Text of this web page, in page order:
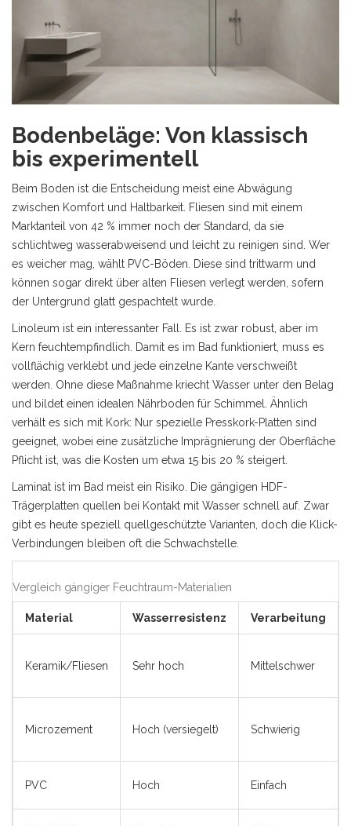
Bodenbeläge: Von klassisch
bis experimentell
Beim Boden ist die Entscheidung meist eine Abwägung
zwischen Komfort und Haltbarkeit. Fliesen sind mit einem
Marktanteil von 42 % immer noch der Standard, da sie
schlichtweg wasserabweisend und leicht zu reinigen sind. Wer
es weicher mag, wählt PVC-Böden . Diese sind trittwarm und
können sogar direkt über alten Fliesen verlegt werden, sofern
der Untergrund glatt gespachtelt wurde.
Linoleum ist ein interessanter Fall. Es ist zwar robust, aber im
Kern feuchtempfindlich. Damit es im Bad funktioniert, muss es
vollflächig verklebt und jede einzelne Kante verschweißt
werden. Ohne diese Maßnahme kriecht Wasser unter den Belag
und bildet einen idealen Nährboden für Schimmel. Ähnlich
verhält es sich mit Kork: Nur spezielle Presskork-Platten sind
geeignet, wobei eine zusätzliche Imprägnierung der Oberfläche
Pflicht ist, was die Kosten um etwa 15 bis 20 % steigert.
Laminat ist im Bad meist ein Risiko. Die gängigen HDF-
Trägerplatten quellen bei Kontakt mit Wasser schnell auf. Zwar
gibt es heute speziell quellgeschützte Varianten, doch die Klick-
Verbindungen bleiben oft die Schwachstelle.
Vergleich gängiger Feuchtraum-Materialien
Material Wasserresistenz Verarbeitung
Keramik/Fliesen Sehr hoch Mittelschwer
Microzement Hoch (versiegelt) Schwierig
PVC Hoch Einfach